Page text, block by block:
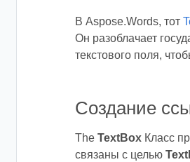
В Aspose.Words, тот
Он разоблачает
текстового поля,
Создание
The TextBoxКласс
связаны с целью